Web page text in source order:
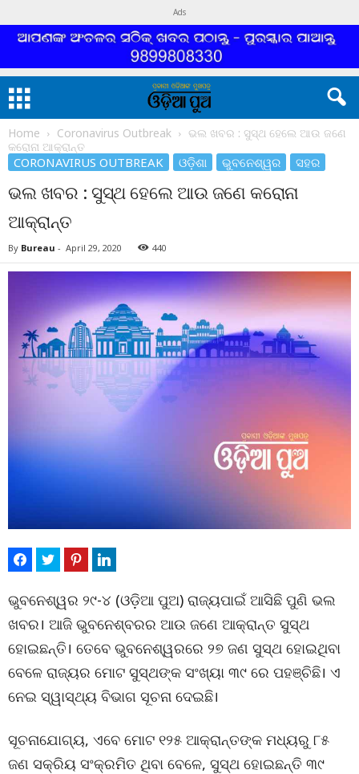
Ads
Home Coronavirus Outbreak
ଭଲ ଖବର : ସୁସ୍ଥ ହେଲେ ଆଉ ଜଣେ
କରୋନା ଆକ୍ରାନ୍ତ
CORONAVIRUS OUTBREAK ଓଡ଼ିଶା ଭୁବନେଶ୍ୱର ସହର
ଭଲ ଖବର : ସୁସ୍ଥ ହେଲେ ଆଉ ଜଣେ କରୋନା
ଆକ୍ରାନ୍ତ
By Bureau - April 29, 2020 440
ଭୁବନେଶ୍ୱର ୨୯-୪ (ଓଡ଼ିଆ ପୁଅ) ରାଜ୍ୟପାଇଁ ଆସିଛି ପୁଣି ଭଲ
ଖବର। ଆଜି ଭୁବନେଶ୍ବରର ଆଉ ଜଣେ ଆକ୍ରାନ୍ତ ସୁସ୍ଥ
ହୋଇଛନ୍ତି। ତେବେ ଭୁବନେଶ୍ୱରରେ ୨୭ ଜଣ ସୁସ୍ଥ ହୋଇଥିବା
ବେଳେ ରାଜ୍ୟର ମୋଟ ସୁସ୍ଥଙ୍କ ସଂଖ୍ୟା ୩୯ ରେ ପହଞ୍ଚିଛି। ଏ
ନେଇ ସ୍ୱାସ୍ଥ୍ୟ ବିଭାଗ ସୂଚନା ଦେଇଛି।
ସୂଚନାଯୋଗ୍ୟ, ଏବେ ମୋଟ ୧୨୫ ଆକ୍ରାନ୍ତଙ୍କ ମଧ୍ୟରୁ ୮୫
ଜଣ ସକ୍ରିୟ ସଂକ୍ରମିତ ଥିବା ବେଳେ, ସୁସ୍ଥ ହୋଇଛନ୍ତି ୩୯